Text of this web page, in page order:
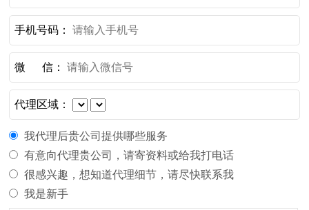
手机号码：
微 信：
代理区域：
我代理后贵公司提供哪些服务
有意向代理贵公司，请寄资料或给我打电话
很感兴趣，想知道代理细节，请尽快联系我
我是新手